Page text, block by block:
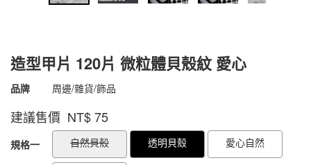
造型甲片 120片 微粒體貝殼紋 愛心
商品代號 4500000001848
4500000001848
品牌 周邊/雜貨/飾品
建議售價 NT$75
GOODS000000000000000880011
規格一 自然貝殼 透明貝殼 愛心自然